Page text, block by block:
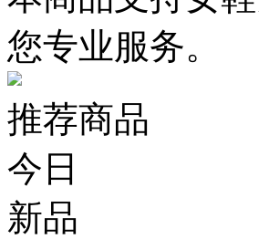
您专业服务。
推荐商品
今日
新品